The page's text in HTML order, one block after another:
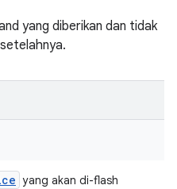
yang diberikan dan tidak
.
yang akan di-flash